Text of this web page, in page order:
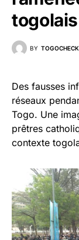
togolais
BY TOGOCHECK
Des fausses
réseaux
Togo. Une
prêtres
contexte